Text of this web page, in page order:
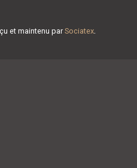
et maintenu parSociatex.